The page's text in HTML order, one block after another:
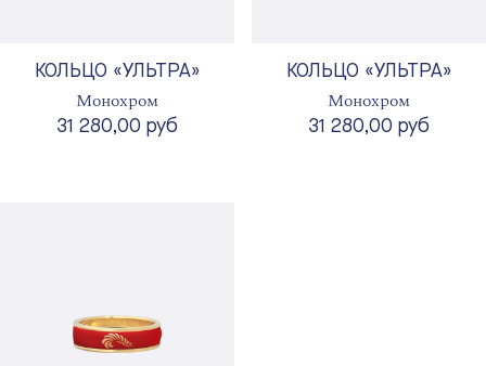
КОЛЬЦО «УЛЬТРА»
Монохром
31 280,00 руб
КОЛЬЦО «УЛЬТРА»
Монохром
31 280,00 руб